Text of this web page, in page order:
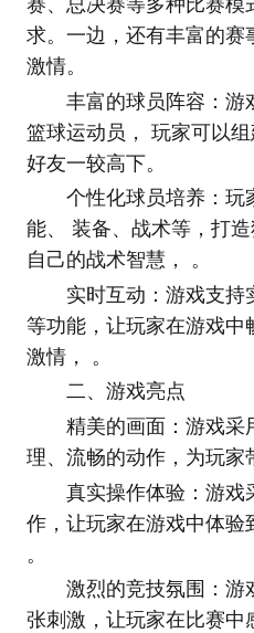
赛、总决赛等多种比赛模
求。一边，还有丰富的赛
激情。
丰富的球员阵容：游
篮球运动员， 玩家可以
好友一较高下。
个性化球员培养：玩
能、 装备、战术等，打
自己的战术智慧， 。
实时互动：游戏支持
等功能，让玩家在游戏中
激情， 。
二、游戏亮点
精美的画面：游戏采
理、流畅的动作，为玩家
真实操作体验：游戏
作，让玩家在游戏中体验
。
激烈的竞技氛围：游
张刺激，让玩家在比赛中